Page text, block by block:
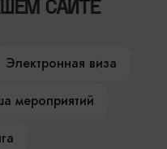
САЙТЕ
Электронная виза
мероприятий